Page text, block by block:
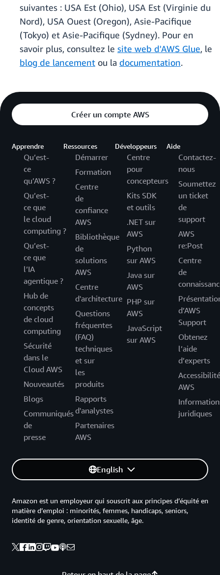
suivantes : USA Est (Ohio), USA Est (Virginie du
Nord), USA Ouest (Oregon), Asie-Pacifique
(Tokyo) et Asie-Pacifique (Sydney). Pour en
savoir plus, consultez le site web d'AWS Glue, le
blog de lancement ou la documentation.
Créer un compte AWS
Apprendre
Qu’est-
ce
qu’AWS ?
Qu’est-
ce que
le cloud
computing ?
Qu’est-
ce que
l’IA
agentique ?
Hub de
concepts
de cloud
computing
Sécurité
dans le
Cloud AWS
Nouveautés
Blogs
Communiqués
de
presse
Ressources
Démarrer
Formation
Centre
de
confiance
AWS
Bibliothèque
de
solutions
AWS
Centre
d'architecture
Questions
fréquentes
(FAQ)
techniques
et sur
les
produits
Rapports
d'analystes
Partenaires
AWS
Développeurs
Centre
pour
concepteurs
Kits SDK
et outils
.NET sur
AWS
Python
sur AWS
Java sur
AWS
PHP sur
AWS
JavaScript
sur AWS
Aide
Contactez-
nous
Soumettez
un ticket
de
support
AWS
re:Post
Centre
de
d’AWS
Support
Obtenez
l’aide
d’experts
Accessibilité
AWS
juridiques
English
Amazon est un employeur qui souscrit aux principes d’équité en
matière d’emploi : minorités, femmes, handicaps, seniors,
identité de genre, orientation sexuelle, âge.